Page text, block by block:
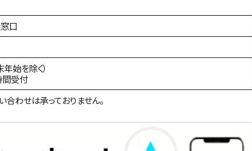
口
始を除く）
間受付
わせは承っておりません。